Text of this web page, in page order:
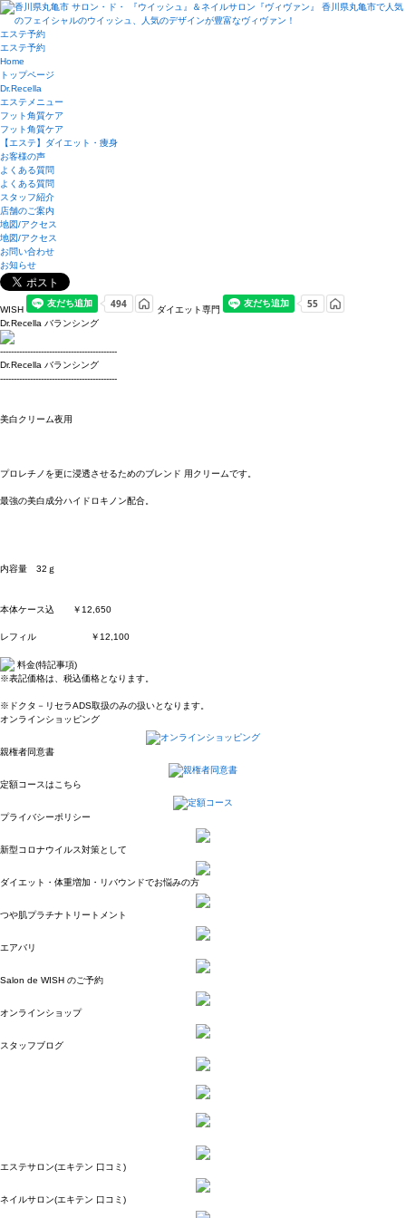
エステ予約
エステ予約
Home
トップページ
Dr.Recella
エステメニュー
フット角質ケア
フット角質ケア
【エステ】ダイエット・痩身
お客様の声
よくある質問
よくある質問
スタッフ紹介
店舗のご案内
地図/アクセス
地図/アクセス
お問い合わせ
お知らせ
WISH
ダイエット専門
Dr.Recella バランシング
-------------------------------------------
Dr.Recella バランシング
-------------------------------------------
美白クリーム夜用
プロレチノを更に浸透させるためのブレンド 用クリームです。
最強の美白成分ハイドロキノン配合。
内容量 32ｇ
本体ケース込 ￥12,650
レフィル ￥12,100
料金(特記事項)
※表記価格は、税込価格となります。
※ドクタ－リセラADS取扱のみの扱いとなります。
オンラインショッピング
親権者同意書
定額コースはこちら
プライバシーポリシー
新型コロナウイルス対策として
ダイエット・体重増加・リバウンドでお悩みの方
つや肌プラチナトリートメント
エアバリ
Salon de WISH のご予約
オンラインショップ
スタッフブログ
エステサロン(エキテン 口コミ)
ネイルサロン(エキテン 口コミ)